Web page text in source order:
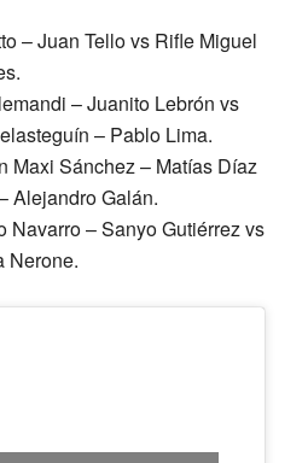
– Juan Tello vs Rifle Miguel
– Juanito Lebrón vs
– Pablo Lima.
Maxi Sánchez – Matías Díaz
Alejandro Galán.
Navarro – Sanyo Gutiérrez vs
Nerone.